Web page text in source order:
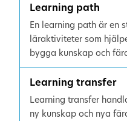
Learning path
En learning path är en
läraktiviteter som
bygga kunskap och
Learning transfer
Learning transfer
ny kunskap och nya